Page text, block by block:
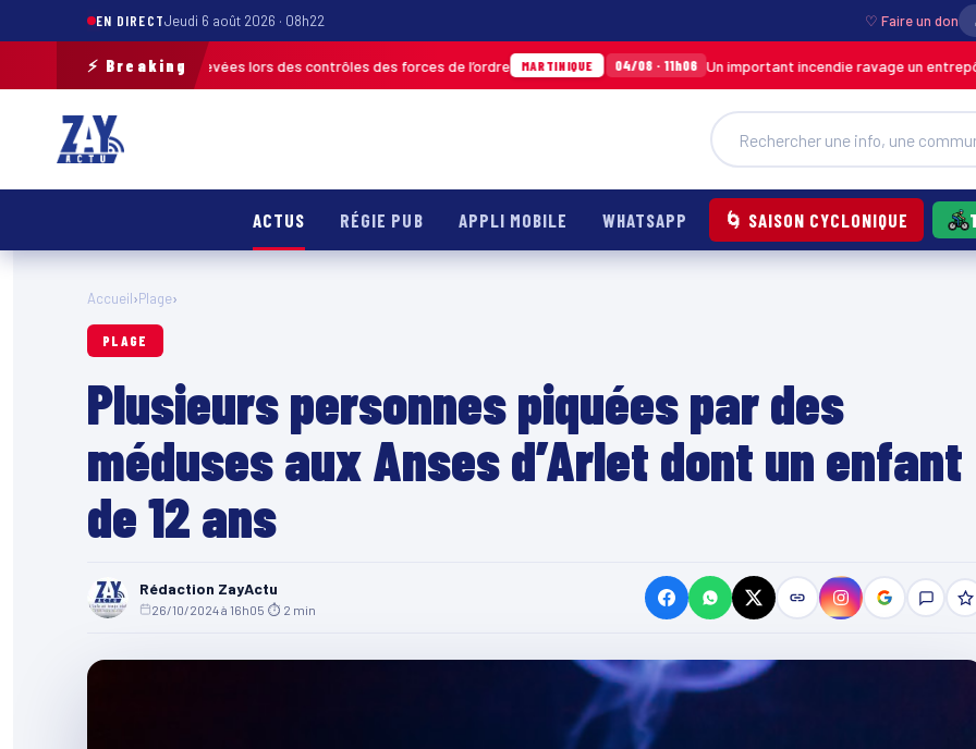
EN DIRECTJeudi 6 août 2026 · 08h22 ♡ Faire un don
⚡ Breaking
120 infractions relevées lors des contrôles des forces de l’ordre MARTINIQUE 04/08 · 11h06 Un important incendie ravage un entrepôt de
ACTUS RÉGIE PUB APPLI MOBILE WHATSAPP 🌀 SAISON CYCLONIQUE
Accueil›Plage›
PLAGE
Plusieurs personnes piquées par des
méduses aux Anses d’Arlet dont un enfant
de 12 ans
Rédaction ZayActu
26/10/2024 à 16h05 ⏱ 2 min